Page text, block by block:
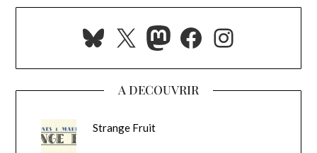
Bluesky
X Mastodon
Facebook
A DECOUVRIR
Strange Fruit